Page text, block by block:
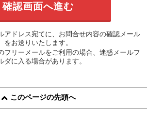
アドレス宛てに、お問合せ内容の確認メール
をお送りいたします。
フリーメールをご利用の場合、迷惑メールフ
ダに入る場合があります。
このページの先頭へ